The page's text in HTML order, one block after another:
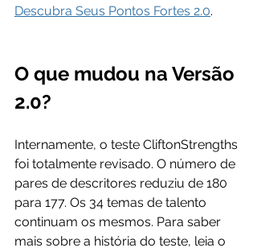
Descubra Seus Pontos Fortes 2.0.
O que mudou na Versão
2.0?
Internamente, o teste CliftonStrengths
foi totalmente revisado. O número de
pares de descritores reduziu de 180
para 177. Os 34 temas de talento
continuam os mesmos. Para saber
mais sobre a história do teste, leia o